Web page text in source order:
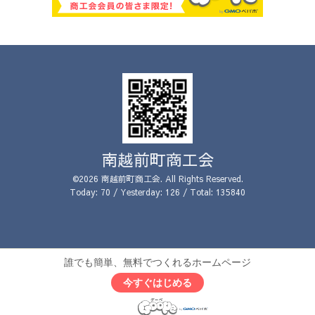
南越前町商工会
©2026 南越前町商工会. All Rights Reserved.
Today: 70 / Yesterday: 126 / Total: 135840
誰でも簡単、無料でつくれるホームページ
今すぐはじめる